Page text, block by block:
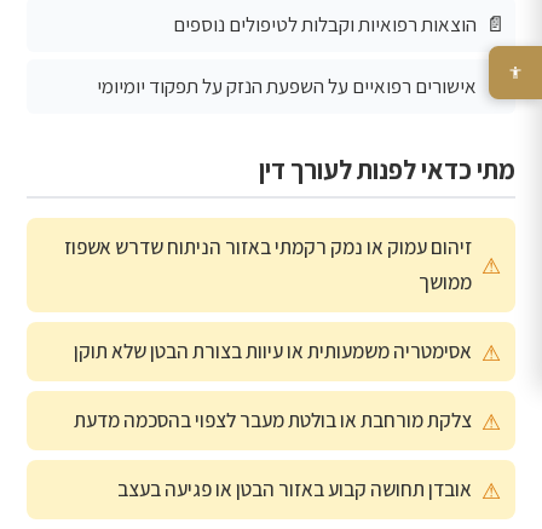
הוצאות רפואיות וקבלות לטיפולים נוספים
אישורים רפואיים על השפעת הנזק על תפקוד יומיומי
מתי כדאי לפנות לעורך דין
זיהום עמוק או נמק רקמתי באזור הניתוח שדרש אשפוז
ממושך
אסימטריה משמעותית או עיוות בצורת הבטן שלא תוקן
צלקת מורחבת או בולטת מעבר לצפוי בהסכמה מדעת
אובדן תחושה קבוע באזור הבטן או פגיעה בעצב